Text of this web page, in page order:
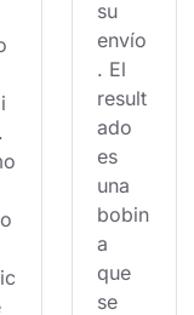
su
envío
. El
result
ado
es
una
bobin
a
que
se